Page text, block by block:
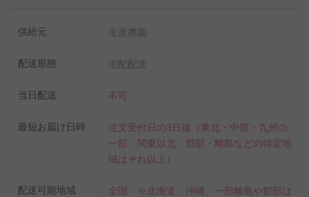
供給元 生産農園
配送形態 宅配配送
当日配送 不可
最短お届け日時
注文受付日の3日後（東北・中部・九州の
一部、関東以北、郡部・離島などの特定地
域はそれ以上）
配送可能地域
全国 ※北海道、沖縄、一部離島や郡部は